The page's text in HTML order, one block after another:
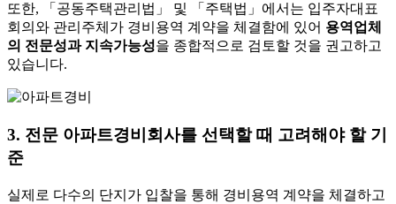
또한, 「공동주택관리법」 및 「주택법」에서는 입주자대표
회의와 관리주체가 경비용역 계약을 체결함에 있어 용역업체
의 전문성과 지속가능성을 종합적으로 검토할 것을 권고하고
있습니다.
3. 전문 아파트경비회사를 선택할 때 고려해야 할 기
준
실제로 다수의 단지가 입찰을 통해 경비용역 계약을 체결하고